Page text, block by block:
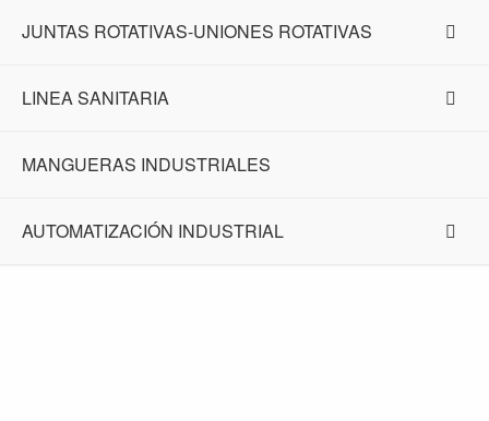
JUNTAS ROTATIVAS-UNIONES ROTATIVAS
LINEA SANITARIA
MANGUERAS INDUSTRIALES
AUTOMATIZACIÓN INDUSTRIAL